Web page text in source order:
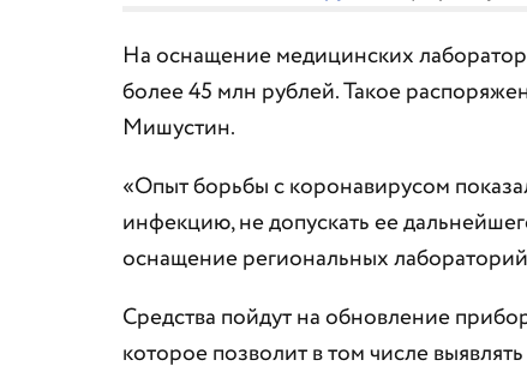
На оснащение медицинских
более 45 млн рублей. Такое
Мишустин.
«Опыт борьбы с коронавирусом
инфекцию, не допускать ее
оснащение региональных
Средства пойдут на обновление
которое позволит в том числе